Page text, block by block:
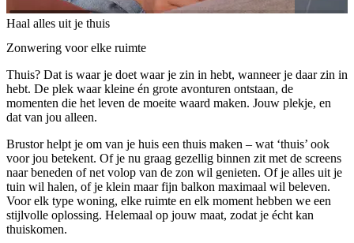
Haal alles uit je thuis
Zonwering voor elke ruimte
Thuis? Dat is waar je doet waar je zin in hebt, wanneer je daar zin in
hebt. De plek waar kleine én grote avonturen ontstaan, de
momenten die het leven de moeite waard maken. Jouw plekje, en
dat van jou alleen.
Brustor helpt je om van je huis een thuis maken – wat ‘thuis’ ook
voor jou betekent. Of je nu graag gezellig binnen zit met de screens
naar beneden of net volop van de zon wil genieten. Of je alles uit je
tuin wil halen, of je klein maar fijn balkon maximaal wil beleven.
Voor elk type woning, elke ruimte en elk moment hebben we een
stijlvolle oplossing. Helemaal op jouw maat, zodat je écht kan
thuiskomen.